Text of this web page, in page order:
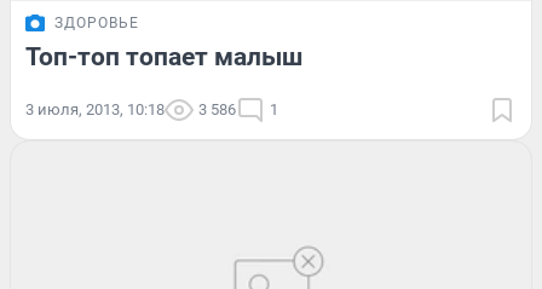
ЗДОРОВЬЕ
Топ-топ топает малыш
3 июля, 2013, 10:18 3 586 1